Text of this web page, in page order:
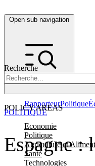
Open sub navigation
Recherche
POLICY AREAS
Economie
Politique
Agriculture et
Santé
Technologies
RapporteurPolitique
Espagne :
POLITIQUE